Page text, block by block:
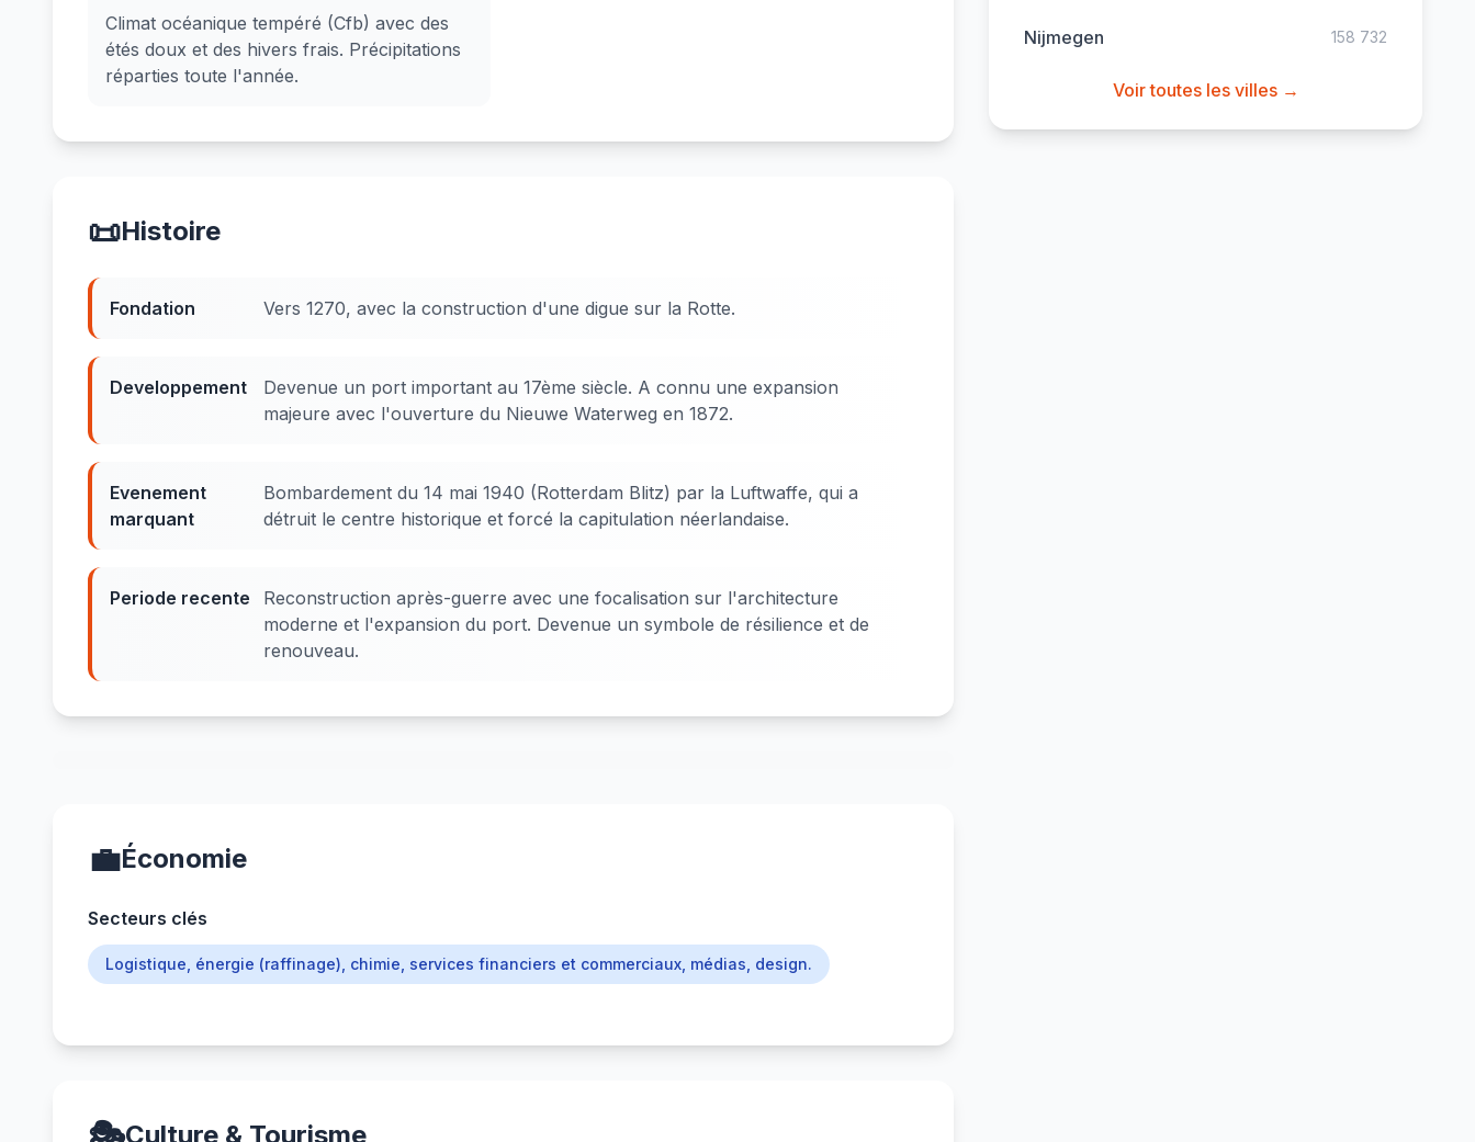
Climat océanique tempéré (Cfb) avec des
étés doux et des hivers frais. Précipitations
réparties toute l'année.
📜Histoire
Fondation Vers 1270, avec la construction d'une digue sur la Rotte.
Developpement
Devenue un port important au 17ème siècle. A connu une expansion
majeure avec l'ouverture du Nieuwe Waterweg en 1872.
Evenement
marquant
Bombardement du 14 mai 1940 (Rotterdam Blitz) par la Luftwaffe, qui a
détruit le centre historique et forcé la capitulation néerlandaise.
Periode recente
Reconstruction après-guerre avec une focalisation sur l'architecture
moderne et l'expansion du port. Devenue un symbole de résilience et de
renouveau.
💼Économie
Secteurs clés
Logistique, énergie (raffinage), chimie, services financiers et commerciaux, médias, design.
Culture & Tourisme
Nijmegen 158 732
Voir toutes les villes →